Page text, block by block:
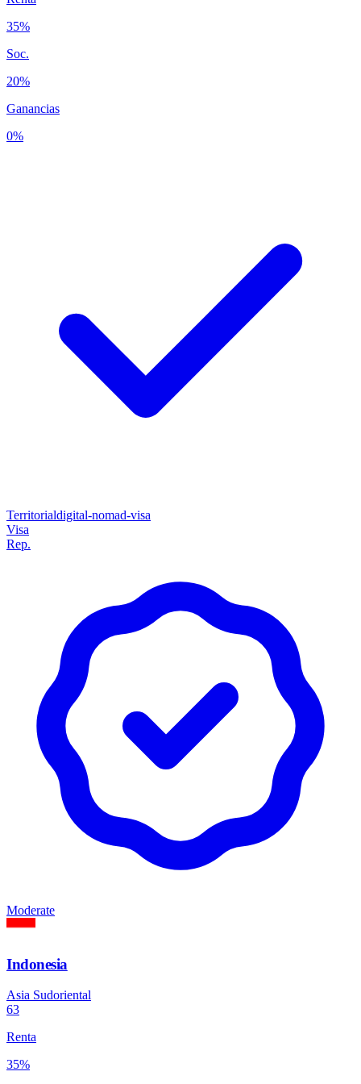
35%
Soc.
20%
Ganancias
0%
Territorialdigital-nomad-visa
Visa
Rep.
Moderate
Indonesia
Asia Sudoriental
63
Renta
35%